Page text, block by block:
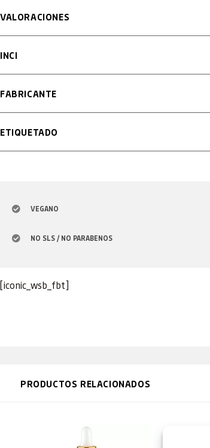
VALORACIONES
INCI
FABRICANTE
ETIQUETADO
VEGANO
NO SLS / NO PARABENOS
[iconic_wsb_fbt]
PRODUCTOS RELACIONADOS